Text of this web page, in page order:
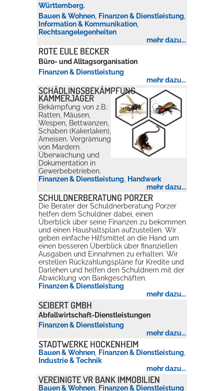
Württemberg.
Bauen & Wohnen, Finanzen & Dienstleistung
Information & Kommunikation,
Rechtsangelegenheiten
mehr dazu...
ROTE EULE BECKER
Büro- und Alltagsorganisation
Finanzen & Dienstleistung
mehr dazu...
SCHÄDLINGSBEKÄMPFUNG
KAMMERJÄGER
Bekämpfung von z.B.:
Ratten, Mäusen,
Wespen, Bettwanzen,
Schaben (Kakerlaken),
Ameisen. Vergrämung
von Mardern.
Überwachung und
Dokumentation in
Gewerbebetrieben.
Finanzen & Dienstleistung Handwerk
mehr dazu...
SCHULDNERBERATUNG PORZER
Die Berater der Schuldnerberatung Porzer
helfen dem Schuldner dabei, einen
Überblick über seine Finanzen zu bekommen
und einen Haushaltsplan aufzustellen. Wir
geben einfache Hilfsmittel an die Hand um
einen besseren Überblick über finanziellen
Ausgaben und Einnahmen zu erhalten. Wir
erstellen Rückzahlungspläne für Kredite und
Darlehen und helfen den Schuldnern mit der
Abwicklung von Bankgeschäften.
Finanzen & Dienstleistung
mehr dazu...
SEIBERT GMBH
Abfallwirtschaft-Dienstleistungen
Finanzen & Dienstleistung
mehr dazu...
STADTWERKE HOCKENHEIM
Bauen & Wohnen, Finanzen & Dienstleistung,
Industrie & Technik
mehr dazu...
VEREINIGTE VR BANK IMMOBILIEN
Bauen & Wohnen, Finanzen & Dienstleistung